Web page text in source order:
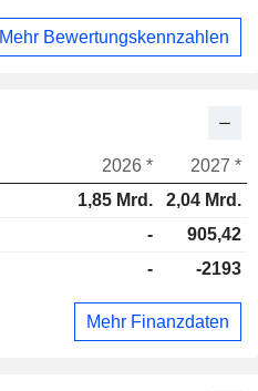
Mehr Bewertungskennzahlen
2026 *
2027 *
1,85 Mrd.
2,04 Mrd.
-
905,42
- -2193
Mehr Finanzdaten